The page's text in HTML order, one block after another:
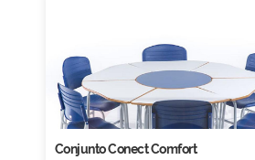
Conjunto Conect Comfort